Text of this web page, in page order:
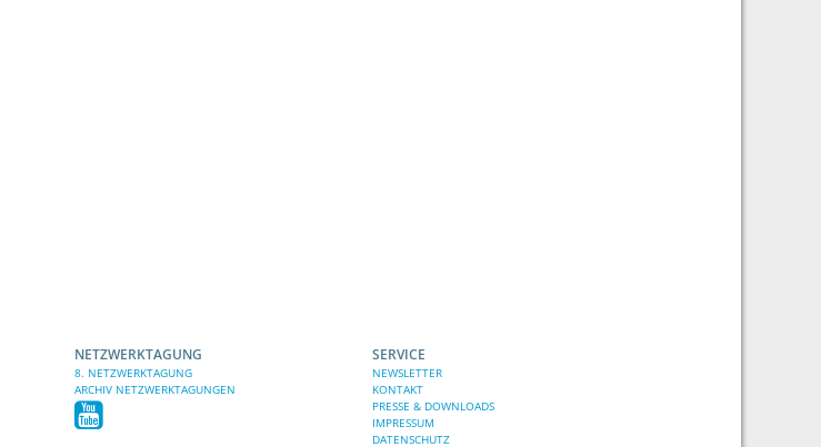
NETZWERKTAGUNG
8. NETZWERKTAGUNG
ARCHIV NETZWERKTAGUNGEN
SERVICE
NEWSLETTER
KONTAKT
PRESSE & DOWNLOADS
IMPRESSUM
DATENSCHUTZ